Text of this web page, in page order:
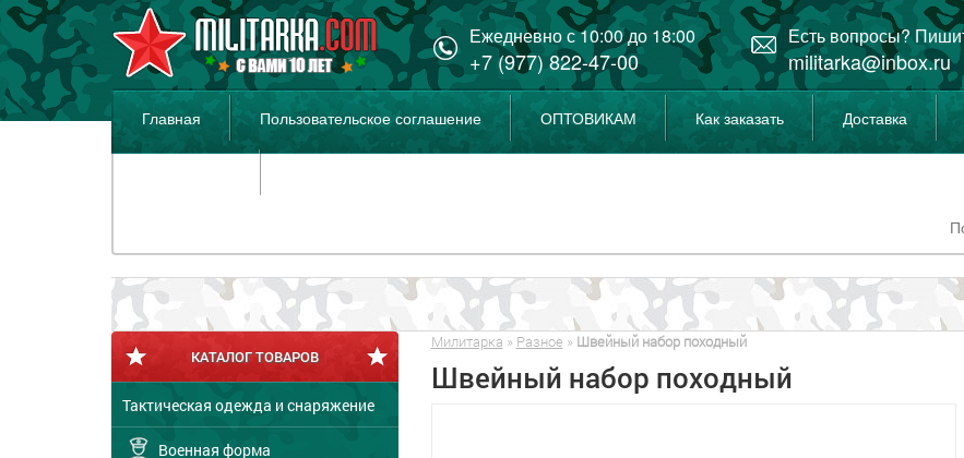
Ежедневно с 10:00 до 18:00
+7 (977) 822-47-00
Есть вопросы?
militarka@inbox.ru
Главная Пользовательское соглашение ОПТОВИКАМ Как заказать Доставка
КАТАЛОГ ТОВАРОВ
Тактическая одежда и снаряжение
Военная форма
Милитарка » Разное » Швейный набор походный
Швейный набор походный